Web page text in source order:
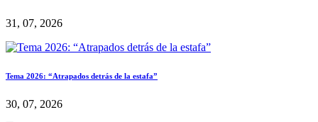
31, 07, 2026
Tema 2026: “Atrapados detrás de la estafa”
30, 07, 2026